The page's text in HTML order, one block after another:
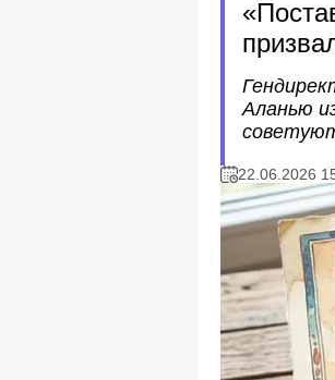
Аланью
22.06.2026